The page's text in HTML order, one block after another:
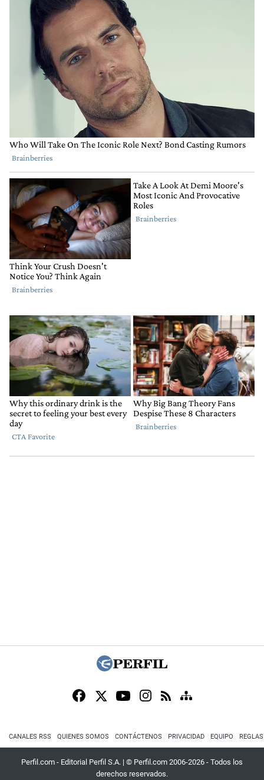
CANALES RSS QUIENES SOMOS CONTÁCTENOS PRIVACIDAD EQUIPO
Perfil.com - Editorial Perfil S.A. | © Perfil.com 2006-2026 - Todos los
derechos reservados.